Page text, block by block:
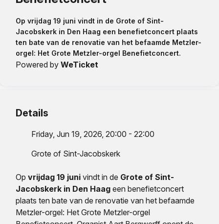
Op vrijdag 19 juni vindt in de Grote of Sint-
Jacobskerk in Den Haag een benefietconcert plaats
ten bate van de renovatie van het befaamde Metzler-
orgel: Het Grote Metzler-orgel Benefietconcert.
Powered by WeTicket
Details
Friday, Jun 19, 2026, 20:00 - 22:00
Grote of Sint-Jacobskerk
Op vrijdag 19 juni vindt in de Grote of Sint-
Jacobskerk in Den Haag een benefietconcert
plaats ten bate van de renovatie van het befaamde
Metzler-orgel: Het Grote Metzler-orgel